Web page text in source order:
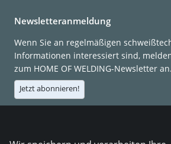
Newsletteranmeldung
Wenn Sie an regelmäßigen
Informationen interessiert sind,
zum HOME OF WELDING-Newsletter an.
Jetzt abonnieren!
Die DVS Media GmbH ist ein